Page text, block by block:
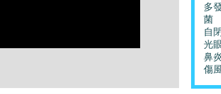
多
菌
自
光
鼻
傷